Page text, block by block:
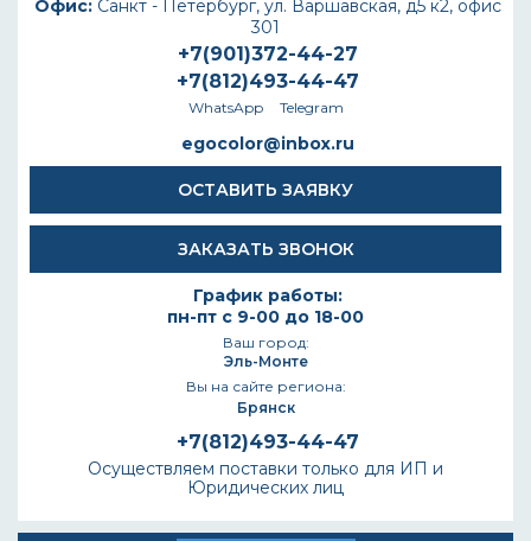
Офис: Санкт - Петербург, ул. Варшавская, д5 к2, офис
301
+7(901)372-44-27
+7(812)493-44-47
WhatsApp Telegram
egocolor@inbox.ru
ОСТАВИТЬ ЗАЯВКУ
ЗАКАЗАТЬ ЗВОНОК
График работы:
пн-пт с 9-00 до 18-00
Ваш город:
Эль-Монте
Вы на сайте региона:
Брянск
+7(812)493-44-47
Осуществляем поставки только для ИП и
Юридических лиц